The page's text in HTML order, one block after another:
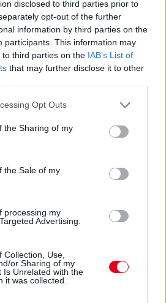
disclosed to third parties prior to
opt-out of the further
information by third parties on the
participants. This information may
third parties on the IAB’s List of
that may further disclose it to other
app uses one or more Google
usage behaviour. You may click to
Google and its third-party tags to
specified purposes in below Google
Opt Outs
the Sharing of my
the Sale of my
processing my
Advertising.
Use,
or Sharing of my
Is Unrelated with the
it was collected.
kerékcserén. Vajon most sima
azóta sem jött ki, hivatalosan nem
annak, hogy ez az autó még
en.
a két WRT-nek még két-két
jön egy hosszabb megszakítás,
ilyesmi.